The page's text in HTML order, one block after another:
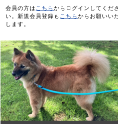
会員の方は こちらからログインしてくださ
い。新規会員登録も こちらからお願いい
します。